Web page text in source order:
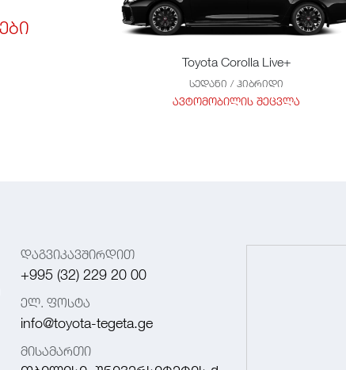
Toyota Corolla Live+
სედანი / ჰიბრიდი
ავტომობილის შეცვლა
დაგვიკავშირდით
+995 (32) 229 20 00
ელ. ფოსტა
info@toyota-tegeta.ge
მისამართი